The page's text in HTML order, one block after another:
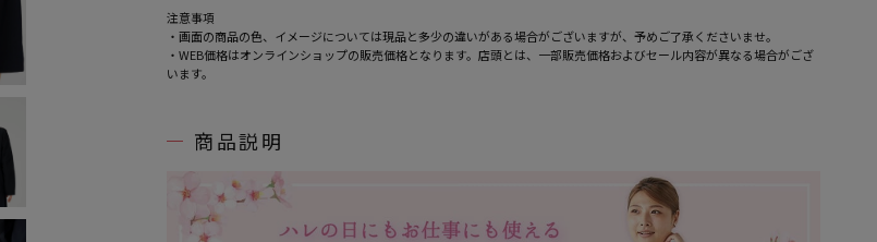
注意事項
・画面の商品の色、イメージについては現品と多少の違いがある場合がございますが、予めご了承くださいませ。
・WEB価格はオンラインショップの販売価格となります。店頭とは、一部販売価格およびセール内容が異なる場合がござ
います。
商品説明